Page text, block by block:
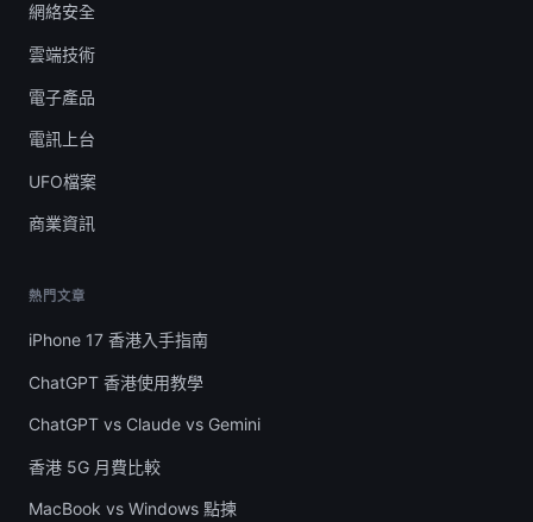
網絡安全
雲端技術
電子產品
電訊上台
UFO檔案
商業資訊
熱門文章
iPhone 17 香港入手指南
ChatGPT 香港使用教學
ChatGPT vs Claude vs Gemini
香港 5G 月費比較
MacBook vs Windows 點揀